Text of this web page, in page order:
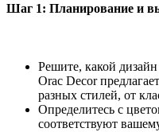
Шаг 1: Планирование и
Решите, какой
Orac Decor
разных стилей, от
Определитесь с
соответствуют